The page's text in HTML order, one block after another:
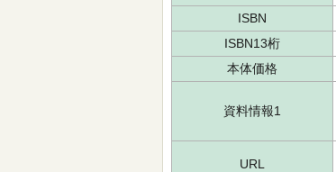
ISBN
ISBN13桁
本体価格
資料情報1
URL